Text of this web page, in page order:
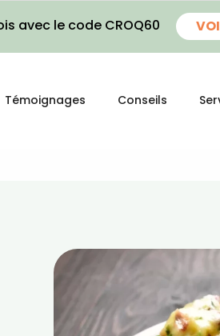
avec le code CROQ60
Témoignages Conseils